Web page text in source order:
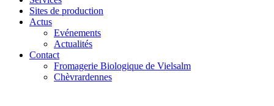
Sites de production
Actus
Evénements
Actualités
Contact
Fromagerie Biologique de Vielsalm
Chèvrardennes